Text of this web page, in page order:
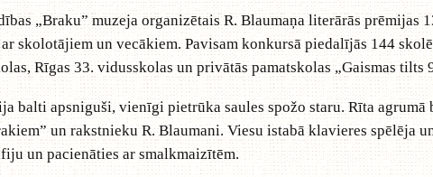
muzeja organizētais R. Blaumaņa literārās prēmijas
skolotājiem un vecākiem. Pavisam konkursā piedalījās 144
Rīgas 33. vidusskolas un privātās pamatskolas „Gaismas tilts
apsniguši, vienīgi pietrūka saules spožo staru. Rīta agrumā
un rakstnieku R. Blaumani. Viesu istabā klavieres spēlēja
un pacienāties ar smalkmaizītēm.